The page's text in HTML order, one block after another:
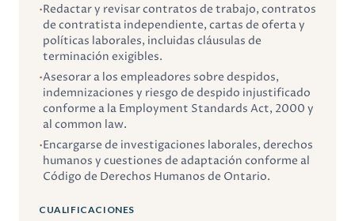
•Redactar y revisar contratos de trabajo, contratos
de contratista independiente, cartas de oferta y
políticas laborales, incluidas cláusulas de
terminación exigibles.
•Asesorar a los empleadores sobre despidos,
indemnizaciones y riesgo de despido injustificado
conforme a la Employment Standards Act, 2000 y
al common law.
•Encargarse de investigaciones laborales, derechos
humanos y cuestiones de adaptación conforme al
Código de Derechos Humanos de Ontario.
CUALIFICACIONES